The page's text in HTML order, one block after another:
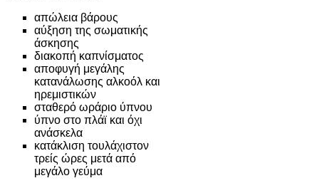
απώλεια βάρους
αύξηση της σωματικής
άσκησης
διακοπή καπνίσματος
αποφυγή μεγάλης
κατανάλωσης αλκοόλ και
ηρεμιστικών
σταθερό ωράριο ύπνου
ύπνο στο πλάϊ και όχι
ανάσκελα
κατάκλιση τουλάχιστον
τρείς ώρες μετά από
μεγάλο γεύμα